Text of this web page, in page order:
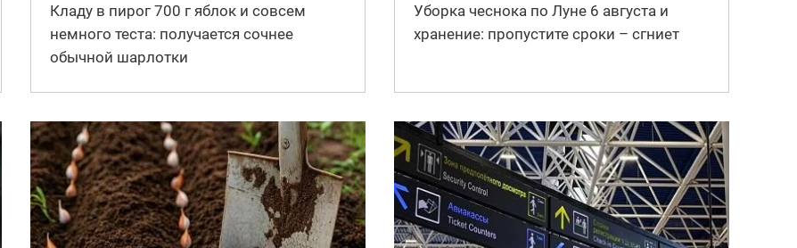
Кладу в пирог 700 г яблок и совсем
немного теста: получается сочнее
обычной шарлотки
Уборка чеснока по Луне 6 августа и
хранение: пропустите сроки – сгниет